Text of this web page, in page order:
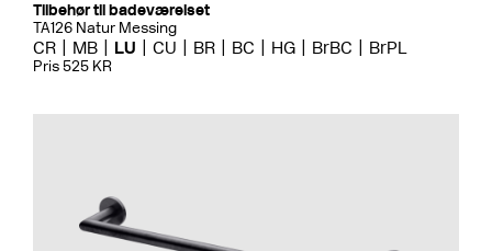
Tilbehør til badeværelset
TA126 Natur Messing
CR MB LU CU BR BC HG BrBC BrPL
Pris 525 KR